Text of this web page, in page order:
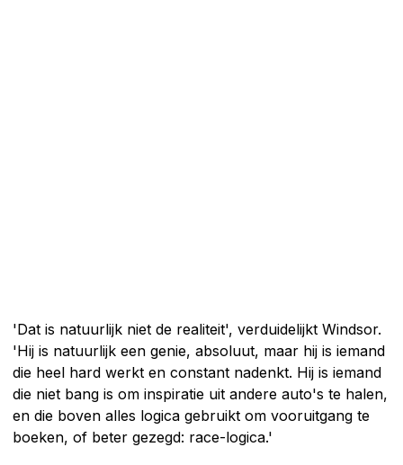
'Dat is natuurlijk niet de realiteit', verduidelijkt Windsor.
'Hij is natuurlijk een genie, absoluut, maar hij is iemand
die heel hard werkt en constant nadenkt. Hij is iemand
die niet bang is om inspiratie uit andere auto's te halen,
en die boven alles logica gebruikt om vooruitgang te
boeken, of beter gezegd: race-logica.'